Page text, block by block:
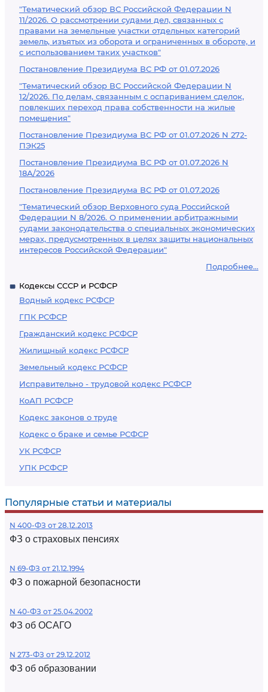
"Тематический обзор ВС Российской Федерации N
11/2026. О рассмотрении судами дел, связанных с
правами на земельные участки отдельных категорий
земель, изъятых из оборота и ограниченных в обороте, и
с использованием таких участков"
Постановление Президиума ВС РФ от 01.07.2026
"Тематический обзор ВС Российской Федерации N
12/2026. По делам, связанным с оспариванием сделок,
повлекших переход права собственности на жилые
помещения"
Постановление Президиума ВС РФ от 01.07.2026 N 272-
ПЭК25
Постановление Президиума ВС РФ от 01.07.2026 N
18А/2026
Постановление Президиума ВС РФ от 01.07.2026
"Тематический обзор Верховного суда Российской
Федерации N 8/2026. О применении арбитражными
судами законодательства о специальных экономических
мерах, предусмотренных в целях защиты национальных
интересов Российской Федерации"
Подробнее...
Кодексы СССР и РСФСР
Водный кодекс РСФСР
ГПК РСФСР
Гражданский кодекс РСФСР
Жилищный кодекс РСФСР
Земельный кодекс РСФСР
Исправительно - трудовой кодекс РСФСР
КоАП РСФСР
Кодекс законов о труде
Кодекс о браке и семье РСФСР
УК РСФСР
УПК РСФСР
Популярные статьи и материалы
N 400-ФЗ от 28.12.2013
ФЗ о страховых пенсиях
N 69-ФЗ от 21.12.1994
ФЗ о пожарной безопасности
N 40-ФЗ от 25.04.2002
ФЗ об ОСАГО
N 273-ФЗ от 29.12.2012
ФЗ об образовании